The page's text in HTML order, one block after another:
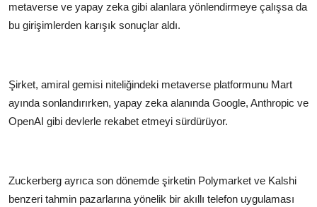
metaverse ve yapay zeka gibi alanlara yönlendirmeye çalışsa da
bu girişimlerden karışık sonuçlar aldı.
Şirket, amiral gemisi niteliğindeki metaverse platformunu Mart
ayında sonlandırırken, yapay zeka alanında Google, Anthropic ve
OpenAI gibi devlerle rekabet etmeyi sürdürüyor.
Zuckerberg ayrıca son dönemde şirketin Polymarket ve Kalshi
benzeri tahmin pazarlarına yönelik bir akıllı telefon uygulaması